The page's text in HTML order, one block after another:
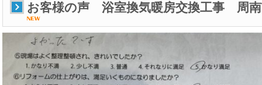
お客様の声 浴室換気暖房交換工事 周